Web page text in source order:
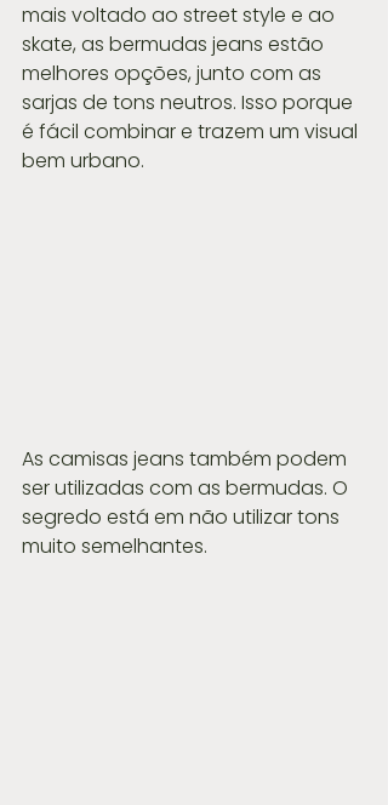
mais voltado ao street style e ao
skate, as bermudas jeans estão
melhores opções, junto com as
sarjas de tons neutros. Isso porque
é fácil combinar e trazem um visual
bem urbano.
As camisas jeans também podem
ser utilizadas com as bermudas. O
segredo está em não utilizar tons
muito semelhantes.